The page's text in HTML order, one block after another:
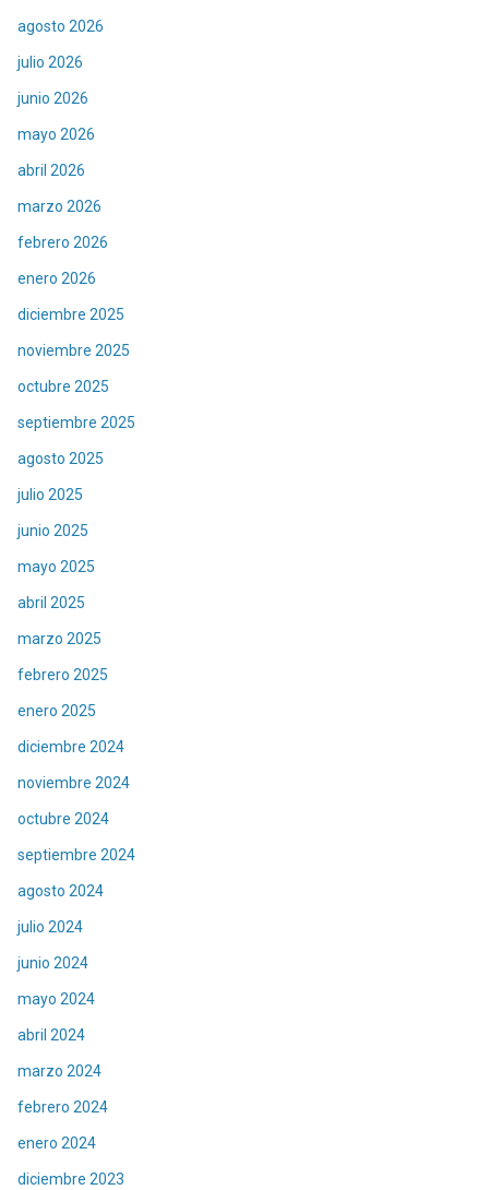
agosto 2026
julio 2026
junio 2026
mayo 2026
abril 2026
marzo 2026
febrero 2026
enero 2026
diciembre 2025
noviembre 2025
octubre 2025
septiembre 2025
agosto 2025
julio 2025
junio 2025
mayo 2025
abril 2025
marzo 2025
febrero 2025
enero 2025
diciembre 2024
noviembre 2024
octubre 2024
septiembre 2024
agosto 2024
julio 2024
junio 2024
mayo 2024
abril 2024
marzo 2024
febrero 2024
enero 2024
diciembre 2023